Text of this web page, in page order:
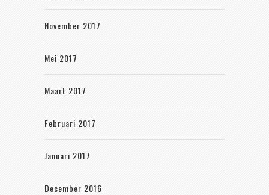
November 2017
Mei 2017
Maart 2017
Februari 2017
Januari 2017
December 2016